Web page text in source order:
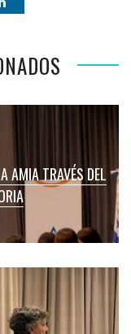
AMIA TRAVÉS DEL